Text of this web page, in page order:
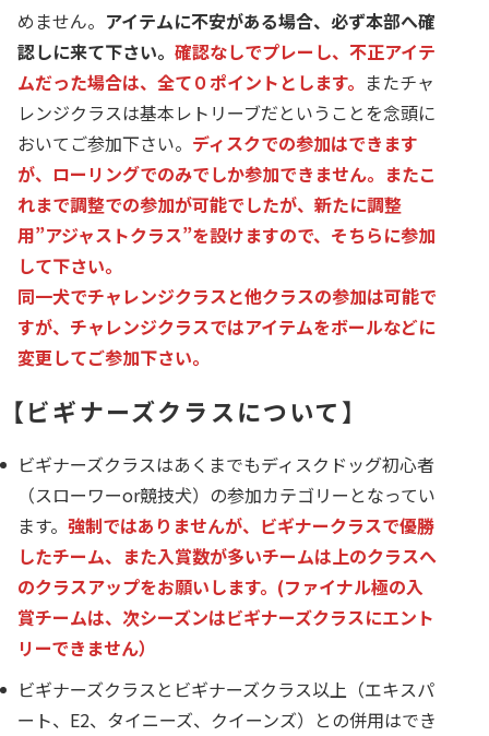
めません。 アイテムに不安がある場合、必ず本部へ確
認しに来て下さい。 確認なしでプレーし、不正アイテ
ムだった場合は、全て０ポイントとします。 またチャ
レンジクラスは基本レトリーブだということを念頭に
おいてご参加下さい。 ディスクでの参加はできます
が、ローリングでのみでしか参加できません。 またこ
れまで調整での参加が可能でしたが、新たに調整
用”アジャストクラス”を設けますので、そちらに参加
して下さい。
同一犬でチャレンジクラスと他クラスの参加は可能で
すが、チャレンジクラスではアイテムをボールなどに
変更してご参加下さい。
【ビギナーズクラスについて】
ビギナーズクラスはあくまでもディスクドッグ初心者
（スローワーor競技犬）の参加カテゴリーとなってい
ます。 強制ではありませんが、ビギナークラスで優勝
したチーム、また入賞数が多いチームは上のクラスへ
のクラスアップをお願いします。(ファイナル極の入
賞チームは、次シーズンはビギナーズクラスにエント
リーできません）
ビギナーズクラスとビギナーズクラス以上（エキスパ
ート、E2、タイニーズ、クイーンズ）との併用はでき